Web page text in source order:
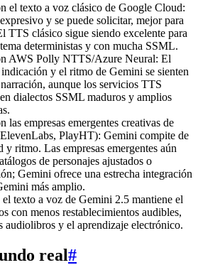
el texto a voz clásico de Google Cloud:
y se puede solicitar, mejor para
TTS clásico sigue siendo excelente para
deterministas y con mucha SSML.
AWS Polly NTTS/Azure Neural: El
y el ritmo de Gemini se sienten
aunque los servicios TTS
dialectos SSML maduros y amplios
las empresas emergentes creativas de
PlayHT): Gemini compite de
y ritmo. Las empresas emergentes aún
de personajes ajustados o
Gemini ofrece una estrecha integración
más amplio.
texto a voz de Gemini 2.5 mantiene el
con menos restablecimientos audibles,
audiolibros y el aprendizaje electrónico.
real#